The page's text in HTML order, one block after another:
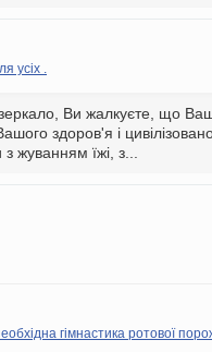
усіх .
Ви жалкуєте, що
здоров'я і
жуванням їжі, з...
гімнастика ротової